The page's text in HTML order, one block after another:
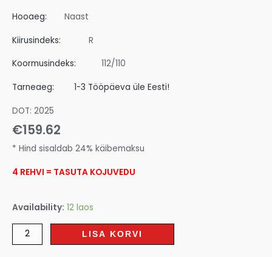
Hooaeg: Naast
Kiirusindeks: R
Koormusindeks: 112/110
Tarneaeg: 1-3 Tööpäeva üle Eesti!
DOT: 2025
€159.62
* Hind sisaldab 24% käibemaksu
4 REHVI = TASUTA KOJUVEDU
Availability: 12 laos
LISA KORVI